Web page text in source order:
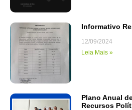
Informativo
12/09/2024
Leia Mais »
Plano Anual
Recursos